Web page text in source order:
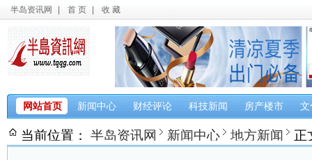
半岛资讯网 首 页 收 藏
网站首页 新闻中心 财经评论 科技新闻 房产楼市 文
当前位置： 半岛资讯网 新闻中心 地方新闻 正